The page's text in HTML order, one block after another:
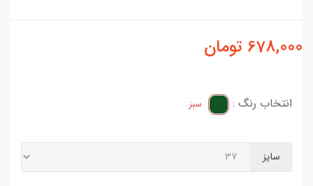
678,000 تومان
انتخاب رنگ : سبز
سایز